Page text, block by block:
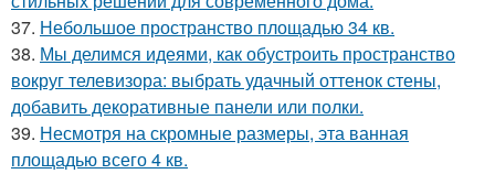
37. Небольшое пространство площадью 34 кв.
38. Мы делимся идеями, как обустроить пространство
вокруг телевизора: выбрать удачный оттенок стены,
добавить декоративные панели или полки.
39. Несмотря на скромные размеры, эта ванная
площадью всего 4 кв.